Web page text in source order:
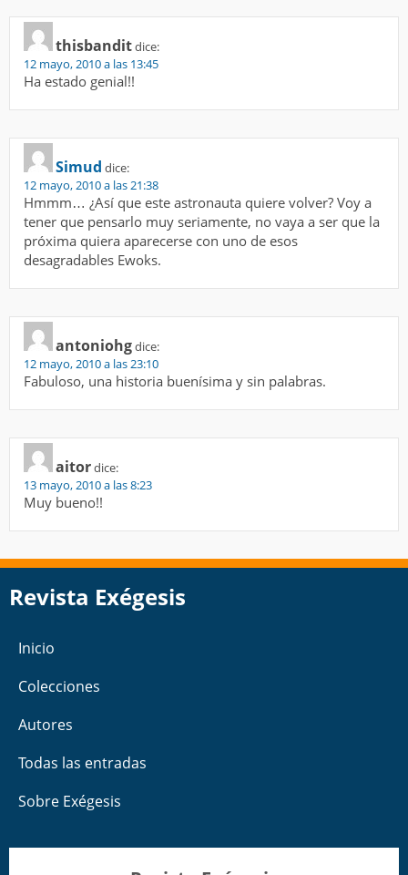
thisbanditdice:
12 mayo, 2010 a las 13:45
Ha estado genial!!
Simud dice:
12 mayo, 2010 a las 21:38
Hmmm… ¿Así que este astronauta quiere volver? Voy a
tener que pensarlo muy seriamente, no vaya a ser que la
próxima quiera aparecerse con uno de esos
desagradables Ewoks.
antoniohgdice:
12 mayo, 2010 a las 23:10
Fabuloso, una historia buenísima y sin palabras.
aitordice:
13 mayo, 2010 a las 8:23
Muy bueno!!
Revista Exégesis
Inicio
Colecciones
Autores
Todas las entradas
Sobre Exégesis